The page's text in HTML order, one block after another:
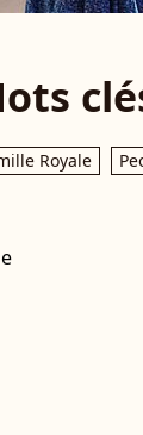
Royale